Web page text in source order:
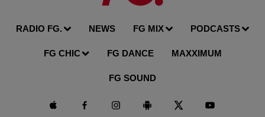
RADIO FG. NEWS FG MIX PODCASTS
FG CHIC FG DANCE MAXXIMUM
FG SOUND